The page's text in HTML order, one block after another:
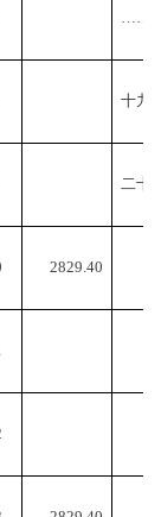
……
十九
二十
2829.40